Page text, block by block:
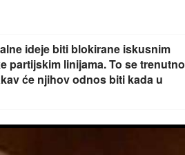
ideje biti blokirane iskusnim
partijskim linijama. To se trenutno
će njihov odnos biti kada u